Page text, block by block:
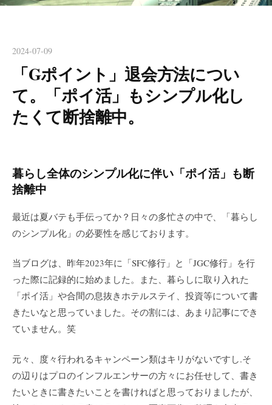
2024-07-09
「Gポイント」退会方法につい
て。「ポイ活」もシンプル化し
たくて断捨離中。
暮らし全体のシンプル化に伴い「ポイ活」も断
捨離中
最近は夏バテも手伝ってか？日々の多忙さの中で、「暮らし
のシンプル化」の必要性を感じております。
当ブログは、昨年2023年に「SFC修行」と「JGC修行」を行
った際に記録的に始めました。また、暮らしに取り入れた
「ポイ活」や合間の息抜きホテルステイ、投資等について書
きたいなと思っていました。その割には、あまり記事にでき
ていません。笑
元々、度々行われるキャンペーン類はキリがないですし.そ
の辺りはプロのインフルエンサーの方々にお任せして、書き
たいときに書きたいことを書ければと思っておりましたが、